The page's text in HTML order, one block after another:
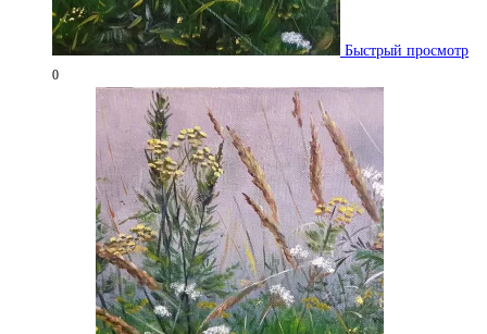
Быстрый просмотр
0